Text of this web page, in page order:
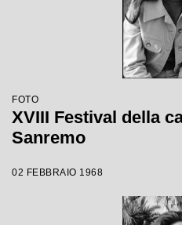
FOTO
XVIII Festival della
Sanremo
02 FEBBRAIO 1968